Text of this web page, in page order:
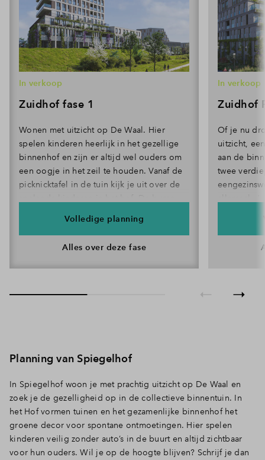
Zuidhof fase 1
In verkoop
Wonen met uitzicht op De Waal. Hier
spelen kinderen heerlijk in het gezellige
binnenhof en zijn er altijd wel ouders om
een oogje in het zeil te houden. Vanaf de
picknicktafel in de tuin kijk je uit over de
soms spontaan eten. Dat is wonen in
Zuidhof in De Waalhoven.
Volledige planning
Alles over deze fase
Zuidhof
In verkoop
Of je nu
uitzicht,
aan de
twee
buren,
jezelf. De
wonen.
Planning van Spiegelhof
In Spiegelhof woon je met prachtig uitzicht op De Waal en
zoek je de gezelligheid op in de collectieve binnentuin. In
het Hof vormen tuinen en het gezamenlijke binnenhof het
groene decor voor spontane ontmoetingen. Hier spelen
kinderen veilig zonder auto’s in de buurt en altijd zichtbaar
voor hun ouders. Wil je op de hoogte blijven? Schrijf je dan